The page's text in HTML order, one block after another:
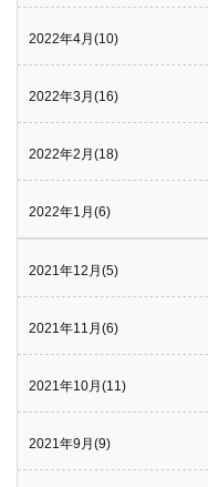
2022年4月(10)
2022年3月(16)
2022年2月(18)
2022年1月(6)
2021年12月(5)
2021年11月(6)
2021年10月(11)
2021年9月(9)